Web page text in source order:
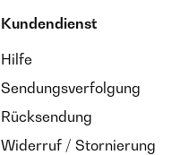
Kundendienst
Hilfe
Sendungsverfolgung
Rücksendung
Widerruf / Stornierung